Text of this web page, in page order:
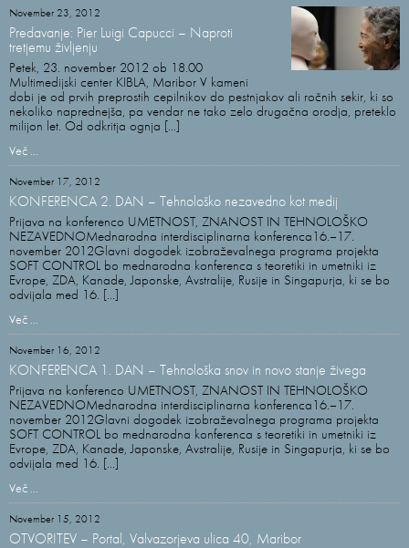
November 23, 2012
Predavanje: Pier Luigi Capucci – Naproti
tretjemu življenju
Petek, 23. november 2012 ob 18.00
Multimedijski center KIBLA, Maribor V kameni
dobi je od prvih preprostih cepilnikov do pestnjakov ali ročnih sekir, ki so
nekoliko naprednejša, pa vendar ne tako zelo drugačna orodja, preteklo
milijon let. Od odkritja ognja [...]
Več ...
November 17, 2012
KONFERENCA 2. DAN – Tehnološko nezavedno kot medij
Prijava na konferenco UMETNOST, ZNANOST IN TEHNOLOŠKO
NEZAVEDNOMednarodna interdisciplinarna konferenca16.–17.
november 2012Glavni dogodek izobraževalnega programa projekta
SOFT CONTROL bo mednarodna konferenca s teoretiki in umetniki iz
Evrope, ZDA, Kanade, Japonske, Avstralije, Rusije in Singapurja, ki se bo
odvijala med 16. [...]
Več ...
November 16, 2012
KONFERENCA 1. DAN – Tehnološka snov in novo stanje živega
Prijava na konferenco UMETNOST, ZNANOST IN TEHNOLOŠKO
NEZAVEDNOMednarodna interdisciplinarna konferenca16.–17.
november 2012Glavni dogodek izobraževalnega programa projekta
SOFT CONTROL bo mednarodna konferenca s teoretiki in umetniki iz
Evrope, ZDA, Kanade, Japonske, Avstralije, Rusije in Singapurja, ki se bo
odvijala med 16. [...]
Več ...
November 15, 2012
OTVORITEV – Portal, Valvazorjeva ulica 40, Maribor